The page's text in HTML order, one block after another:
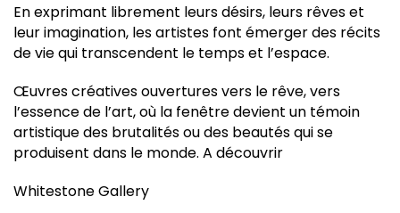
En exprimant librement leurs désirs, leurs rêves et
leur imagination, les artistes font émerger des récits
de vie qui transcendent le temps et l’espace.
Œuvres créatives ouvertures vers le rêve, vers
l’essence de l’art, où la fenêtre devient un témoin
artistique des brutalités ou des beautés qui se
produisent dans le monde. A découvrir
Whitestone Gallery